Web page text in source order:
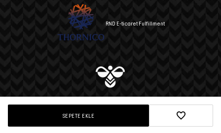
SEPETE EKLE
RND E-ticaret Fulfillment